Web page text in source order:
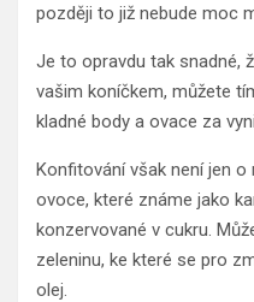
později to již nebude moc
Je to opravdu tak snadné,
vašim koníčkem, můžete
kladné body a ovace za
Konfitování však není jen
ovoce, které známe jako
konzervované v cukru.
zeleninu, ke které se pro
olej.